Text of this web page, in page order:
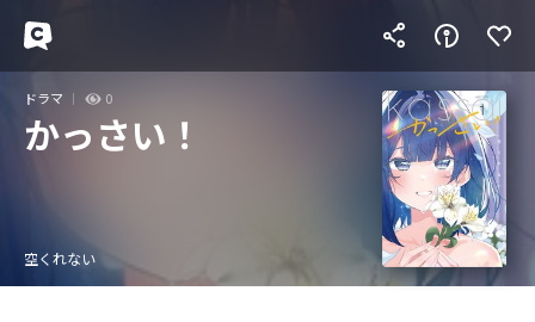
ドラマ 0
かっさい！
空くれない